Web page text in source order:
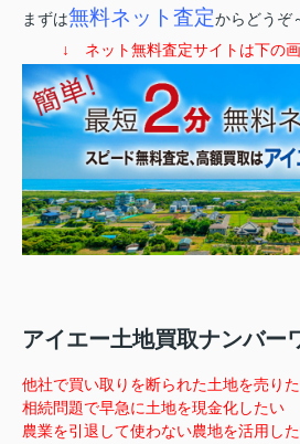
まずは無料ネット査定からどうぞ
↓ ネット無料査定サイトは下の
アイエー土地買取ナンバー
他社で買い取りを断られた土地を売り
相続問題で早急に土地を現金化したい
農業を引退して使わない農地を活用し